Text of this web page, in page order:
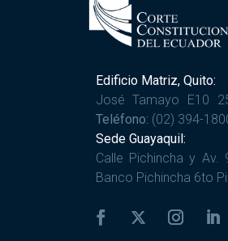
Edificio Matriz, Quito:
José Tamayo E10
Teléfono: (02) 394-
Sede Guayaquil:
Calle Pichincha y Av.
Banco Pichincha 6to